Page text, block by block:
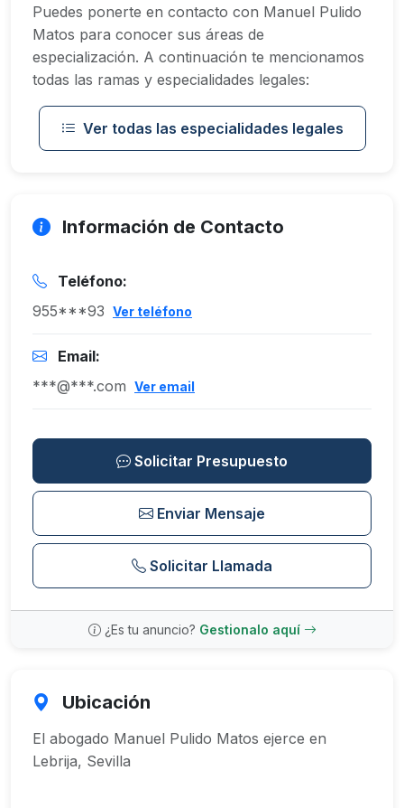
Puedes ponerte en contacto con Manuel Pulido
Matos para conocer sus áreas de
especialización. A continuación te mencionamos
todas las ramas y especialidades legales:
Ver todas las especialidades legales
Información de Contacto
Teléfono:
955***93 Ver teléfono
Email:
***@***.com Ver email
Solicitar Presupuesto
Enviar Mensaje
Solicitar Llamada
¿Es tu anuncio? Gestionalo aquí
Ubicación
El abogado Manuel Pulido Matos ejerce en
Lebrija, Sevilla